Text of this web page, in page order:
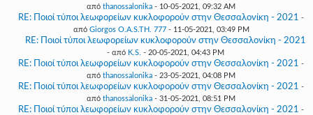
από thanossalonika - 10-05-2021, 09:32 AM
RE: Ποιοί τύποι λεωφορείων κυκλοφορούν στην Θεσσαλονίκη - 2021 -
από Giorgos O.A.S.TH. 777- 11-05-2021, 03:49 PM
RE: Ποιοί τύποι λεωφορείων κυκλοφορούν στην Θεσσαλονίκη - 2021
- από K.S. - 20-05-2021, 04:43 PM
RE: Ποιοί τύποι λεωφορείων κυκλοφορούν στην Θεσσαλονίκη - 2021 -
από thanossalonika - 23-05-2021, 04:08 PM
RE: Ποιοί τύποι λεωφορείων κυκλοφορούν στην Θεσσαλονίκη - 2021 -
από thanossalonika - 31-05-2021, 08:51 PM
RE: Ποιοί τύποι λεωφορείων κυκλοφορούν στην Θεσσαλονίκη - 2021 -